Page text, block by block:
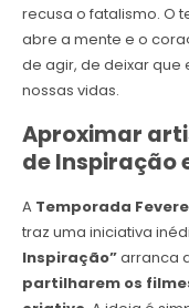
recusa o fatalismo. O
abre a mente e o
de agir, de deixar
nossas vidas.
Aproximar
de Inspiração
A Temporada
traz uma iniciativa
Inspiração”arranca
partilharem os